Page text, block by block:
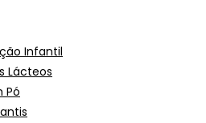
Infantil
Lácteos
Pó